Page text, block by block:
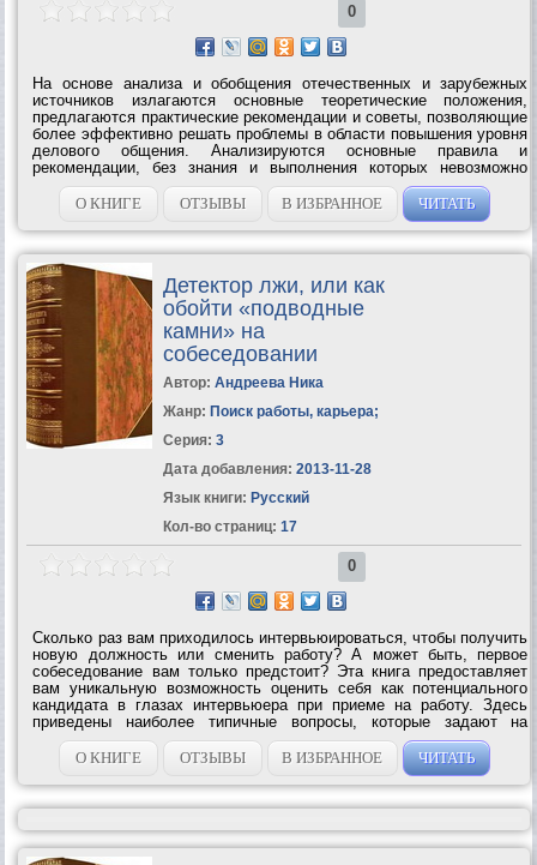
0
На основе анализа и обобщения отечественных и зарубежных
источников излагаются основные теоретические положения,
предлагаются практические рекомендации и советы, позволяющие
более эффективно решать проблемы в области повышения уровня
делового общения. Анализируются основные правила и
рекомендации, без знания и выполнения которых невозможно
поддерживать репутацию делового человека. Особое внимание
уделяется рассмотрению...
О КНИГЕ ОТЗЫВЫ В ИЗБРАННОЕ ЧИТАТЬ
Детектор лжи, или как
обойти «подводные
камни» на
собеседовании
Автор: Андреева Ника
Жанр: Поиск работы, карьера;
Серия: 3
Дата добавления: 2013-11-28
Язык книги: Русский
Кол-во страниц: 17
0
Сколько раз вам приходилось интервьюироваться, чтобы получить
новую должность или сменить работу? А может быть, первое
собеседование вам только предстоит? Эта книга предоставляет
вам уникальную возможность оценить себя как потенциального
кандидата в глазах интервьюера при приеме на работу. Здесь
приведены наиболее типичные вопросы, которые задают на
собеседовании, а также примеры нестандартных вопросов,
способных поставить в...
О КНИГЕ ОТЗЫВЫ В ИЗБРАННОЕ ЧИТАТЬ